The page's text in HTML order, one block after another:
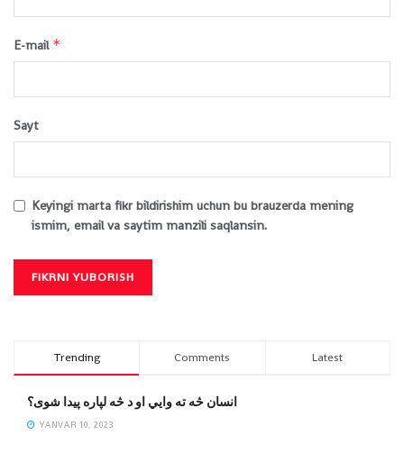
E-mail *
Sayt
Keyingi marta fikr bildirishim uchun bu brauzerda mening
ismim, email va saytim manzili saqlansin.
Trending Comments Latest
انسان څه ته وایي او د څه لپاره پیدا شوی؟
YANVAR 10, 2023